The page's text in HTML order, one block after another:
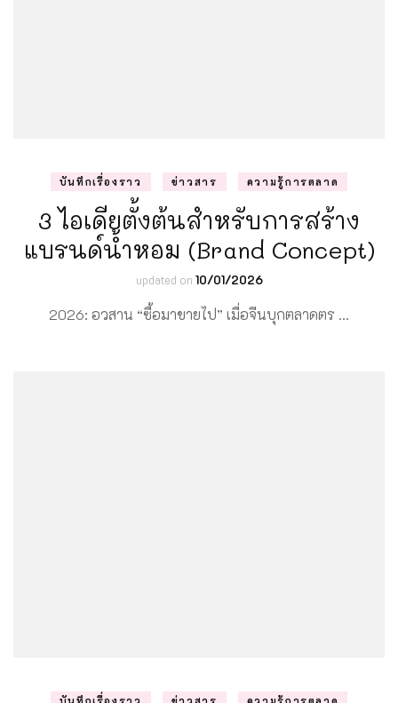
บันทึกเรื่องราว ข่าวสาร ความรู้การตลาด
3 ไอเดียตั้งต้นสำหรับการสร้าง
แบรนด์น้ำหอม (Brand Concept)
updated on 10/01/2026
2026: อวสาน “ซื้อมาขายไป” เมื่อจีนบุกตลาดตร …